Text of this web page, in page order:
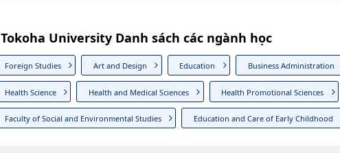
Tokoha University Danh sách các ngành học
Foreign Studies Art and Design Education Business Administration
Health Science Health and Medical Sciences Health Promotional Sciences
Faculty of Social and Environmental Studies Education and Care of Early Childhood